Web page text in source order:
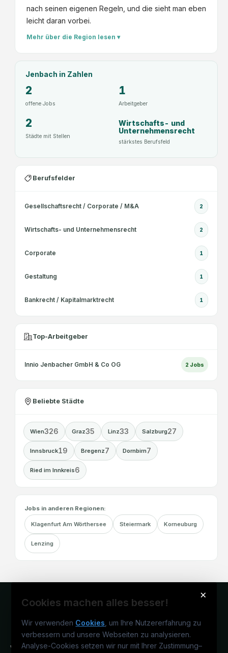
nach seinen eigenen Regeln, und die sieht man eben
leicht daran vorbei.
Mehr über die Region lesen ▾
Jenbach in Zahlen
2
offene Jobs
1
Arbeitgeber
2
Städte mit Stellen
Wirtschafts- und
Unternehmensrecht
stärkstes Berufsfeld
Berufsfelder
Gesellschaftsrecht / Corporate / M&A 2
Wirtschafts- und Unternehmensrecht 2
Corporate 1
Gestaltung 1
Bankrecht / Kapitalmarktrecht 1
Top-Arbeitgeber
Innio Jenbacher GmbH & Co OG 2 Jobs
Beliebte Städte
Wien326 Graz35 Linz33 Salzburg27
Innsbruck19 Bregenz7 Dornbirn7
Ried im Innkreis6
Jobs in anderen Regionen:
Klagenfurt Am Wörthersee Steiermark Korneuburg
Lenzing
×
Cookies machen alles besser!
Wir verwenden Cookies, um Ihre Nutzererfahrung zu
verbessern und unsere Webseiten zu analysieren.
Analyse-Cookies setzen wir nur mit Ihrer Zustimmung–